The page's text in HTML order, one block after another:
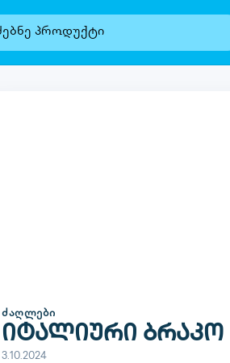
ᲫᲐᲦᲚᲔᲑᲘ
იტალიური ბრაკო
3.10.2024